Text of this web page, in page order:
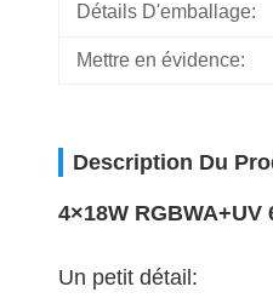
Détails D'emballage:
Mettre en évidence:
Description Du
4×18W
Un petit détail: